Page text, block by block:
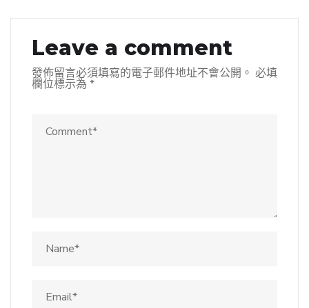
Leave a comment
發佈留言必須填寫的電子郵件地址不會公開。 必填
欄位標示為 *